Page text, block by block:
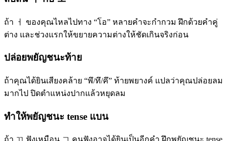
ถ้า ㅓ ของคุณไหลไปทาง “โอ” หลายคำจะกำกวม ฝึกด้วยคำคู่
ต่าง และช่วงแรกให้ขยายความต่างให้ชัดเกินจริงก่อน
ปล่อยพยัญชนะท้าย
ถ้าคุณได้ยินเสียงคล้าย “พึ/ทึ/คึ” ท้ายพยางค์ แปลว่าคุณปล่อยลม
มากไป ปิดตำแหน่งปากแล้วหยุดลม
ทำให้พยัญชนะ tense แบน